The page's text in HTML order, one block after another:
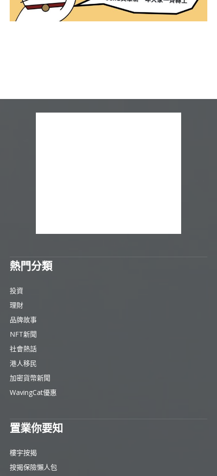
熱門分類
投資
理財
品牌故事
NFT新聞
社會熱話
港人移民
加密貨幣新聞
WavingCat優惠
置業你要知
樓宇按揭
按揭保險懶人包